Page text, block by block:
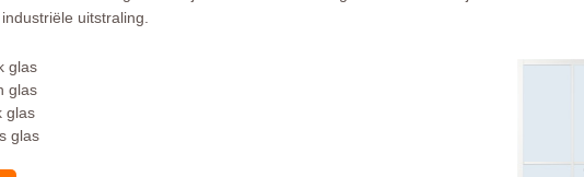
uitstraling.
glas
glas
glas
glas